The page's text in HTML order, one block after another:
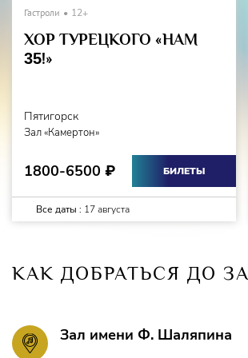
Гастроли 12+
ХОР ТУРЕЦКОГО «НАМ
35!»
Пятигорск
Зал «Камертон»
1800-6500 ₽ БИЛЕТЫ
Все даты : 17 августа
КАК ДОБРАТЬСЯ ДО
Зал имени Ф. Шаляпина